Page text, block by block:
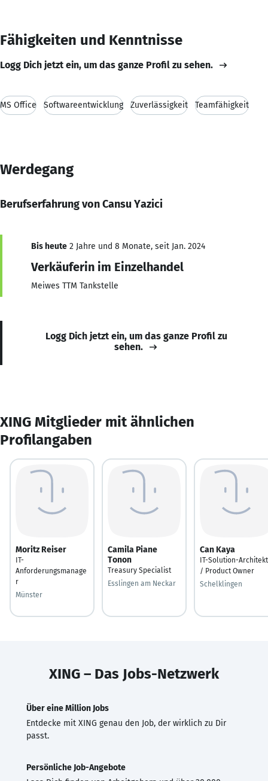
Fähigkeiten und Kenntnisse
Logg Dich jetzt ein, um das ganze Profil zu sehen.
MS Office Softwareentwicklung Zuverlässigkeit Teamfähigkeit
Werdegang
Berufserfahrung von Cansu Yazici
Bis heute 2 Jahre und 8 Monate, seit Jan. 2024
Verkäuferin im Einzelhandel
Meiwes TTM Tankstelle
Logg Dich jetzt ein, um das ganze Profil zu
sehen.
XING Mitglieder mit ähnlichen
Profilangaben
Moritz Reiser
IT-
Anforderungsmanage
r
Münster
Camila Piane
Tonon
Treasury Specialist
Esslingen am Neckar
Can Kaya
IT-Solution-Architekt
/ Product Owner
Schelklingen
XING – Das Jobs-Netzwerk
Über eine Million Jobs
Entdecke mit XING genau den Job, der wirklich zu Dir
passt.
Persönliche Job-Angebote